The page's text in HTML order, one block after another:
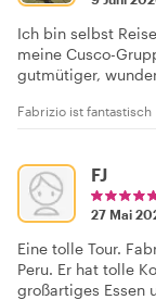
Ich bin selbst
meine Cusco-
gutmütiger,
Fabrizio ist fantastisch
FJ
27 Mai
Eine tolle Tour.
Peru. Er hat tolle
großartiges Essen